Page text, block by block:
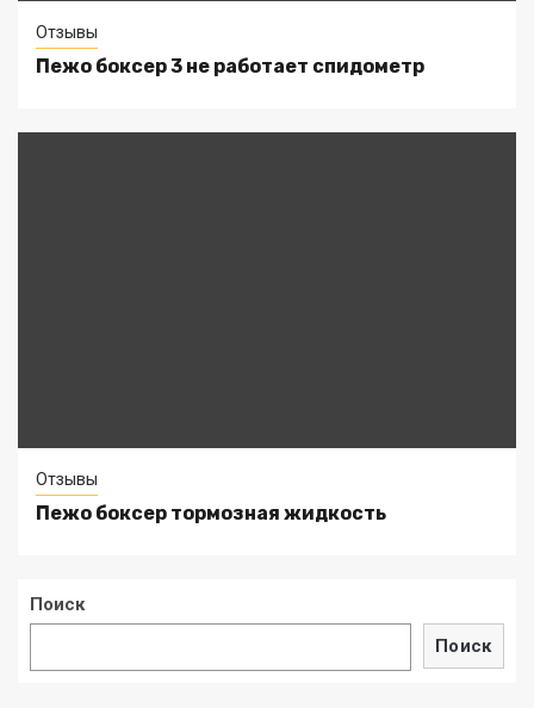
Отзывы
Пежо боксер 3 не работает спидометр
Отзывы
Пежо боксер тормозная жидкость
Поиск
Поиск